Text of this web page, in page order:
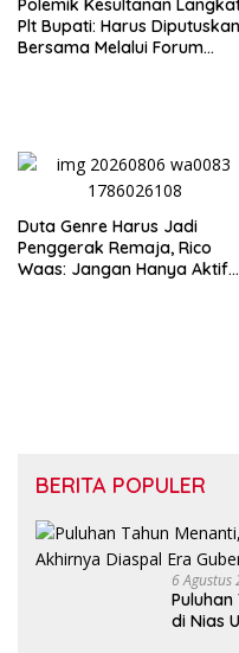
Polemik Kesultanan
Plt Bupati: Harus Diputuskan
Bersama Melalui Forum
Duta Genre Harus Jadi
Penggerak Remaja, Rico
Waas: Jangan Hanya Aktif
BERITA POPULER
6 Agustus
di Nias